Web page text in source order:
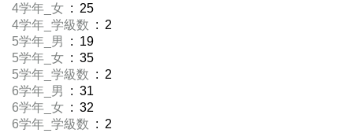
4学年_女 : 25
4学年_学級数 : 2
5学年_男
: 19
5学年_女 : 35
5学年_学級数 : 2
6学年_男
: 31
6学年_女 : 32
6学年_学級数 : 2